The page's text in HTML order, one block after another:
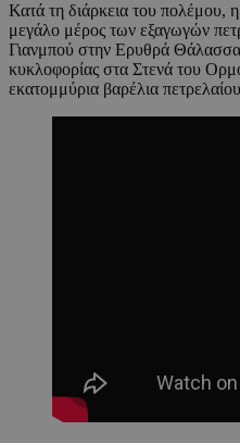
Κατά τη διάρκεια του πολέμου,
μεγάλο μέρος των εξαγωγών
Γιανμπού στην Ερυθρά
κυκλοφορίας στα Στενά του
εκατομμύρια βαρέλια